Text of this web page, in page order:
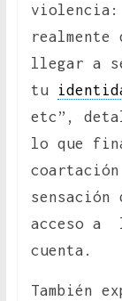
violencia:
llegar a
tu
etc”,
lo que
acceso a
cuenta.
También